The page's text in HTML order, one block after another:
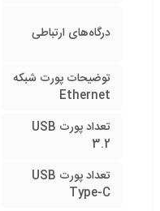
درگاه‌های ارتباطی
توضیحات پورت شبکه
Ethernet
تعداد پورت USB
3.2
تعداد پورت USB
Type-C